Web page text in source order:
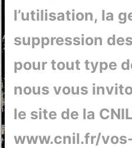
l’utilisation, la
suppression
pour tout type
nous vous
le site de la CNIL
www.cnil.fr/